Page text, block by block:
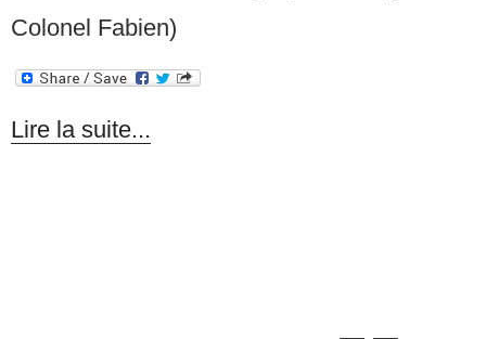
Colonel Fabien)
Lire la suite...